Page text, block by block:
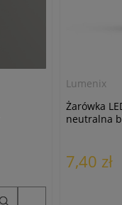
Lumenix
Żarówka
neutralna
7,40 zł